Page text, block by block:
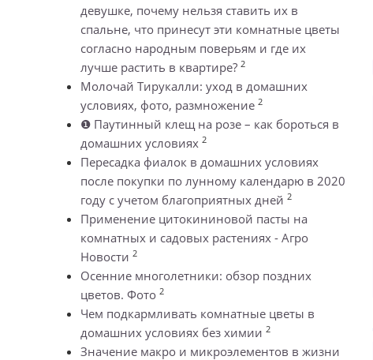
девушке, почему нельзя ставить их в
спальне, что принесут эти комнатные цветы
согласно народным поверьям и где их
лучше растить в квартире? 2
Молочай Тирукалли: уход в домашних
условиях, фото, размножение 2
❶ Паутинный клещ на розе – как бороться в
домашних условиях 2
Пересадка фиалок в домашних условиях
после покупки по лунному календарю в 2020
году с учетом благоприятных дней 2
Применение цитокининовой пасты на
комнатных и садовых растениях - Агро
Новости 2
Осенние многолетники: обзор поздних
цветов. Фото 2
Чем подкармливать комнатные цветы в
домашних условиях без химии 2
Значение макро и микроэлементов в жизни